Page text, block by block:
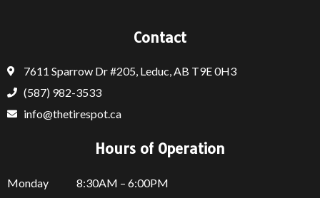
Contact
7611 Sparrow Dr #205, Leduc, AB T9E 0H3
(587) 982-3533
info@thetirespot.ca
Hours of Operation
Monday 8:30AM – 6:00PM